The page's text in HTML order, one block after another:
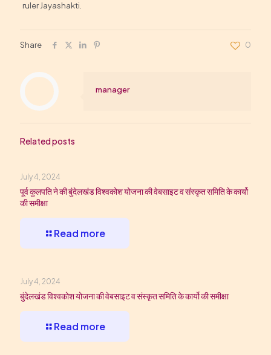
ruler Jayashakti.
Share 0
manager
Related posts
July 4, 2024
पूर्व कुलपति ने की बुंदेलखंड विश्वकोश योजना की वेबसाइट व संस्कृत समिति के कार्यो
की समीक्षा
Read more
July 4, 2024
बुंदेलखंड विश्वकोश योजना की वेबसाइट व संस्कृत समिति के कार्यो की समीक्षा
Read more